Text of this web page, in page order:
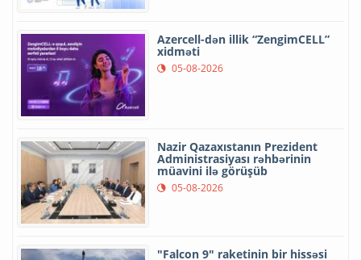
Azercell-dən illik “ZengimCELL”
xidməti
05-08-2026
Nazir Qazaxıstanın Prezident
Administrasiyası rəhbərinin
müavini ilə görüşüb
05-08-2026
"Falcon 9" raketinin bir hissəsi